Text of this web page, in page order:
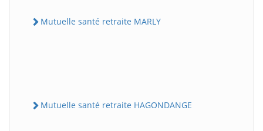
Mutuelle santé retraite MARLY
Mutuelle santé retraite HAGONDANGE